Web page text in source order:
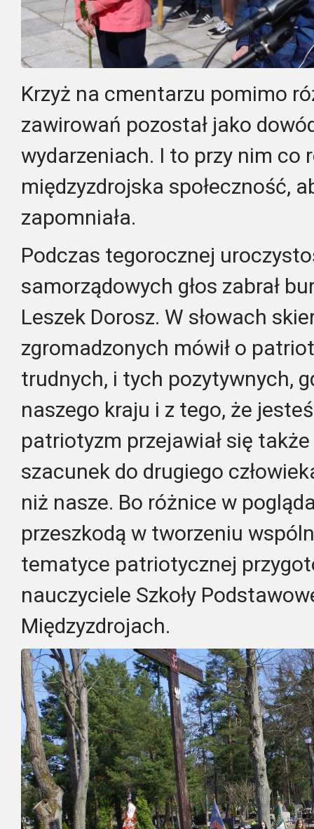
Krzyż na cmentarzu pomimo
zawirowań pozostał jako
wydarzeniach. I to przy nim co
międzyzdrojska społeczność,
zapomniała.
Podczas tegorocznej
samorządowych głos zabrał
Leszek Dorosz. W słowach
zgromadzonych mówił o
trudnych, i tych pozytywnych,
naszego kraju i z tego, że
patriotyzm przejawiał się
szacunek do drugiego
niż nasze. Bo różnice w
przeszkodą w tworzeniu
tematyce patriotycznej
nauczyciele Szkoły
Międzyzdrojach.